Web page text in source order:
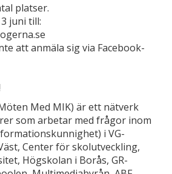
platser.
juni till:
att anmäla sig via Facebook-
Med MIK) är ett nätverk
som arbetar med frågor inom
i VG-
Center för skolutveckling,
Högskolan i Borås, GR-